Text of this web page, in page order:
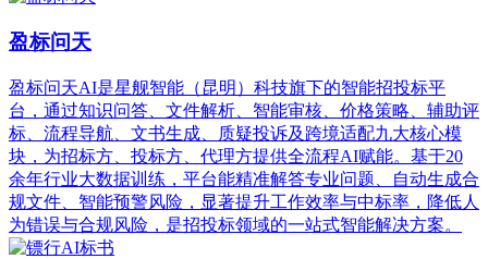
盈标问天
盈标问天AI是星舰智能（昆明）科技旗下的智能招投标平
台，通过知识问答、文件解析、智能审核、价格策略、辅助评
标、流程导航、文书生成、质疑投诉及跨境适配九大核心模
块，为招标方、投标方、代理方提供全流程AI赋能。基于20
余年行业大数据训练，平台能精准解答专业问题、自动生成合
规文件、智能预警风险，显著提升工作效率与中标率，降低人
为错误与合规风险，是招投标领域的一站式智能解决方案。